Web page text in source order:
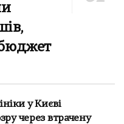
у Києві
через втрачену